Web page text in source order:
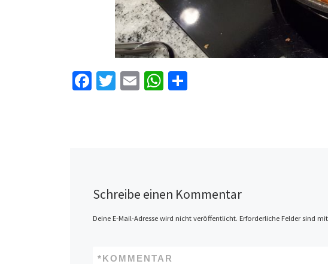
Fa T
E
W
Schreibe einen Kommentar
Deine E-Mail-Adresse wird nicht veröffentlicht. Erforderliche Felder sind mit
KOMMENTAR
*